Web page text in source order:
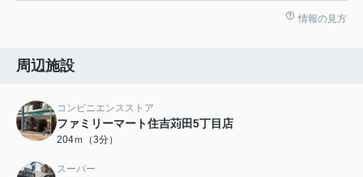
情報の見方
周辺施設
コンビニエンスストア
ファミリーマート住吉苅田5丁目店
204ｍ（3分）
スーパー